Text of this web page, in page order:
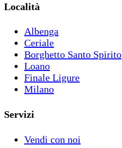
Località
Albenga
Ceriale
Borghetto Santo Spirito
Loano
Finale Ligure
Milano
Servizi
Vendi con noi